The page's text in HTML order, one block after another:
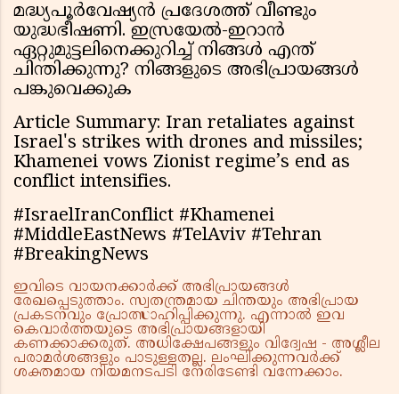
മദ്ധ്യപൂർവേഷ്യൻ പ്രദേശത്ത് വീണ്ടും
യുദ്ധഭീഷണി. ഇസ്രയേൽ-ഇറാൻ
ഏറ്റുമുട്ടലിനെക്കുറിച്ച് നിങ്ങൾ എന്ത്
ചിന്തിക്കുന്നു? നിങ്ങളുടെ അഭിപ്രായങ്ങൾ
പങ്കുവെക്കുക
Article Summary: Iran retaliates against
Israel's strikes with drones and missiles;
Khamenei vows Zionist regime’s end as
conflict intensifies.
#IsraelIranConflict #Khamenei
#MiddleEastNews #TelAviv #Tehran
#BreakingNews
ഇവിടെ വായനക്കാർക്ക് അഭിപ്രായങ്ങൾ
രേഖപ്പെടുത്താം. സ്വതന്ത്രമായ ചിന്തയും അഭിപ്രായ
പ്രകടനവും പ്രോത്സാഹിപ്പിക്കുന്നു. എന്നാൽ ഇവ
കെവാർത്തയുടെ അഭിപ്രായങ്ങളായി
കണക്കാക്കരുത്. അധിക്ഷേപങ്ങളും വിദ്വേഷ - അശ്ലീല
പരാമർശങ്ങളും പാടുള്ളതല്ല. ലംഘിക്കുന്നവർക്ക്
ശക്തമായ നിയമനടപടി നേരിടേണ്ടി വന്നേക്കാം.